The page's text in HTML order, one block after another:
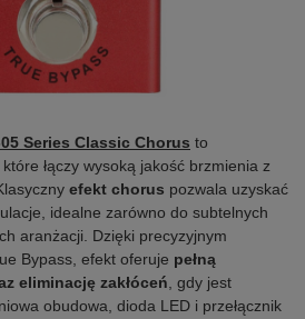
Series Classic Chorus to
łączy wysoką jakość brzmienia z
efekt chorus pozwala uzyskać
idealne zarówno do subtelnych
aranżacji. Dzięki precyzyjnym
Bypass, efekt oferuje pełną
eliminację zakłóceń, gdy jest
obudowa, dioda LED i przełącznik